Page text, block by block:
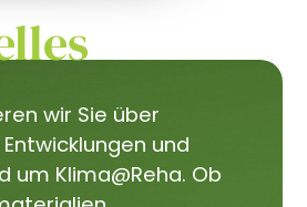
wir Sie über
und
um Klima@Reha. Ob